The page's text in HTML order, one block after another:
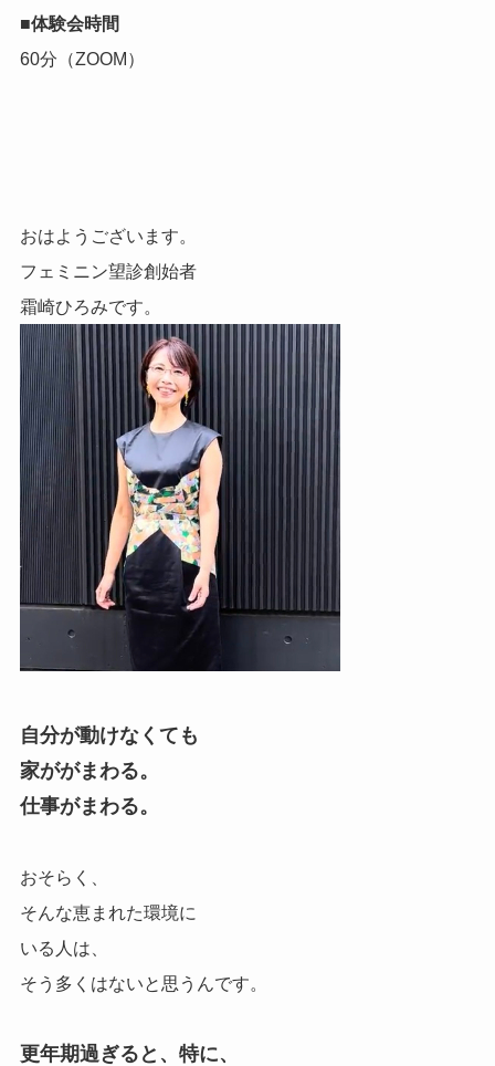
■体験会時間
60分（ZOOM）
おはようございます。
フェミニン望診創始者
霜崎ひろみです。
自分が動けなくても
家ががまわる。
仕事がまわる。
おそらく、
そんな恵まれた環境に
いる人は、
そう多くはないと思うんです。
更年期過ぎると、特に、